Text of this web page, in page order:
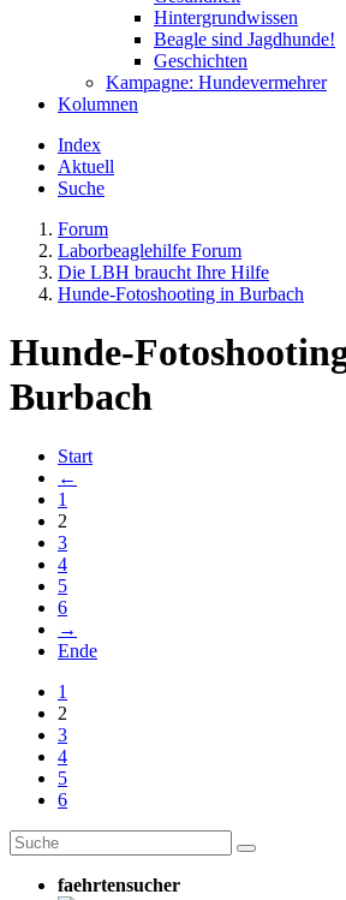
Hintergrundwissen
Beagle sind Jagdhunde!
Geschichten
Kampagne: Hundevermehrer
Kolumnen
Index
Aktuell
Suche
Forum
Laborbeaglehilfe Forum
Die LBH braucht Ihre Hilfe
Hunde-Fotoshooting in Burbach
Hunde-
Burbach
Start
←
1
2
3
4
5
6
→
Ende
1
2
3
4
5
6
faehrtensucher